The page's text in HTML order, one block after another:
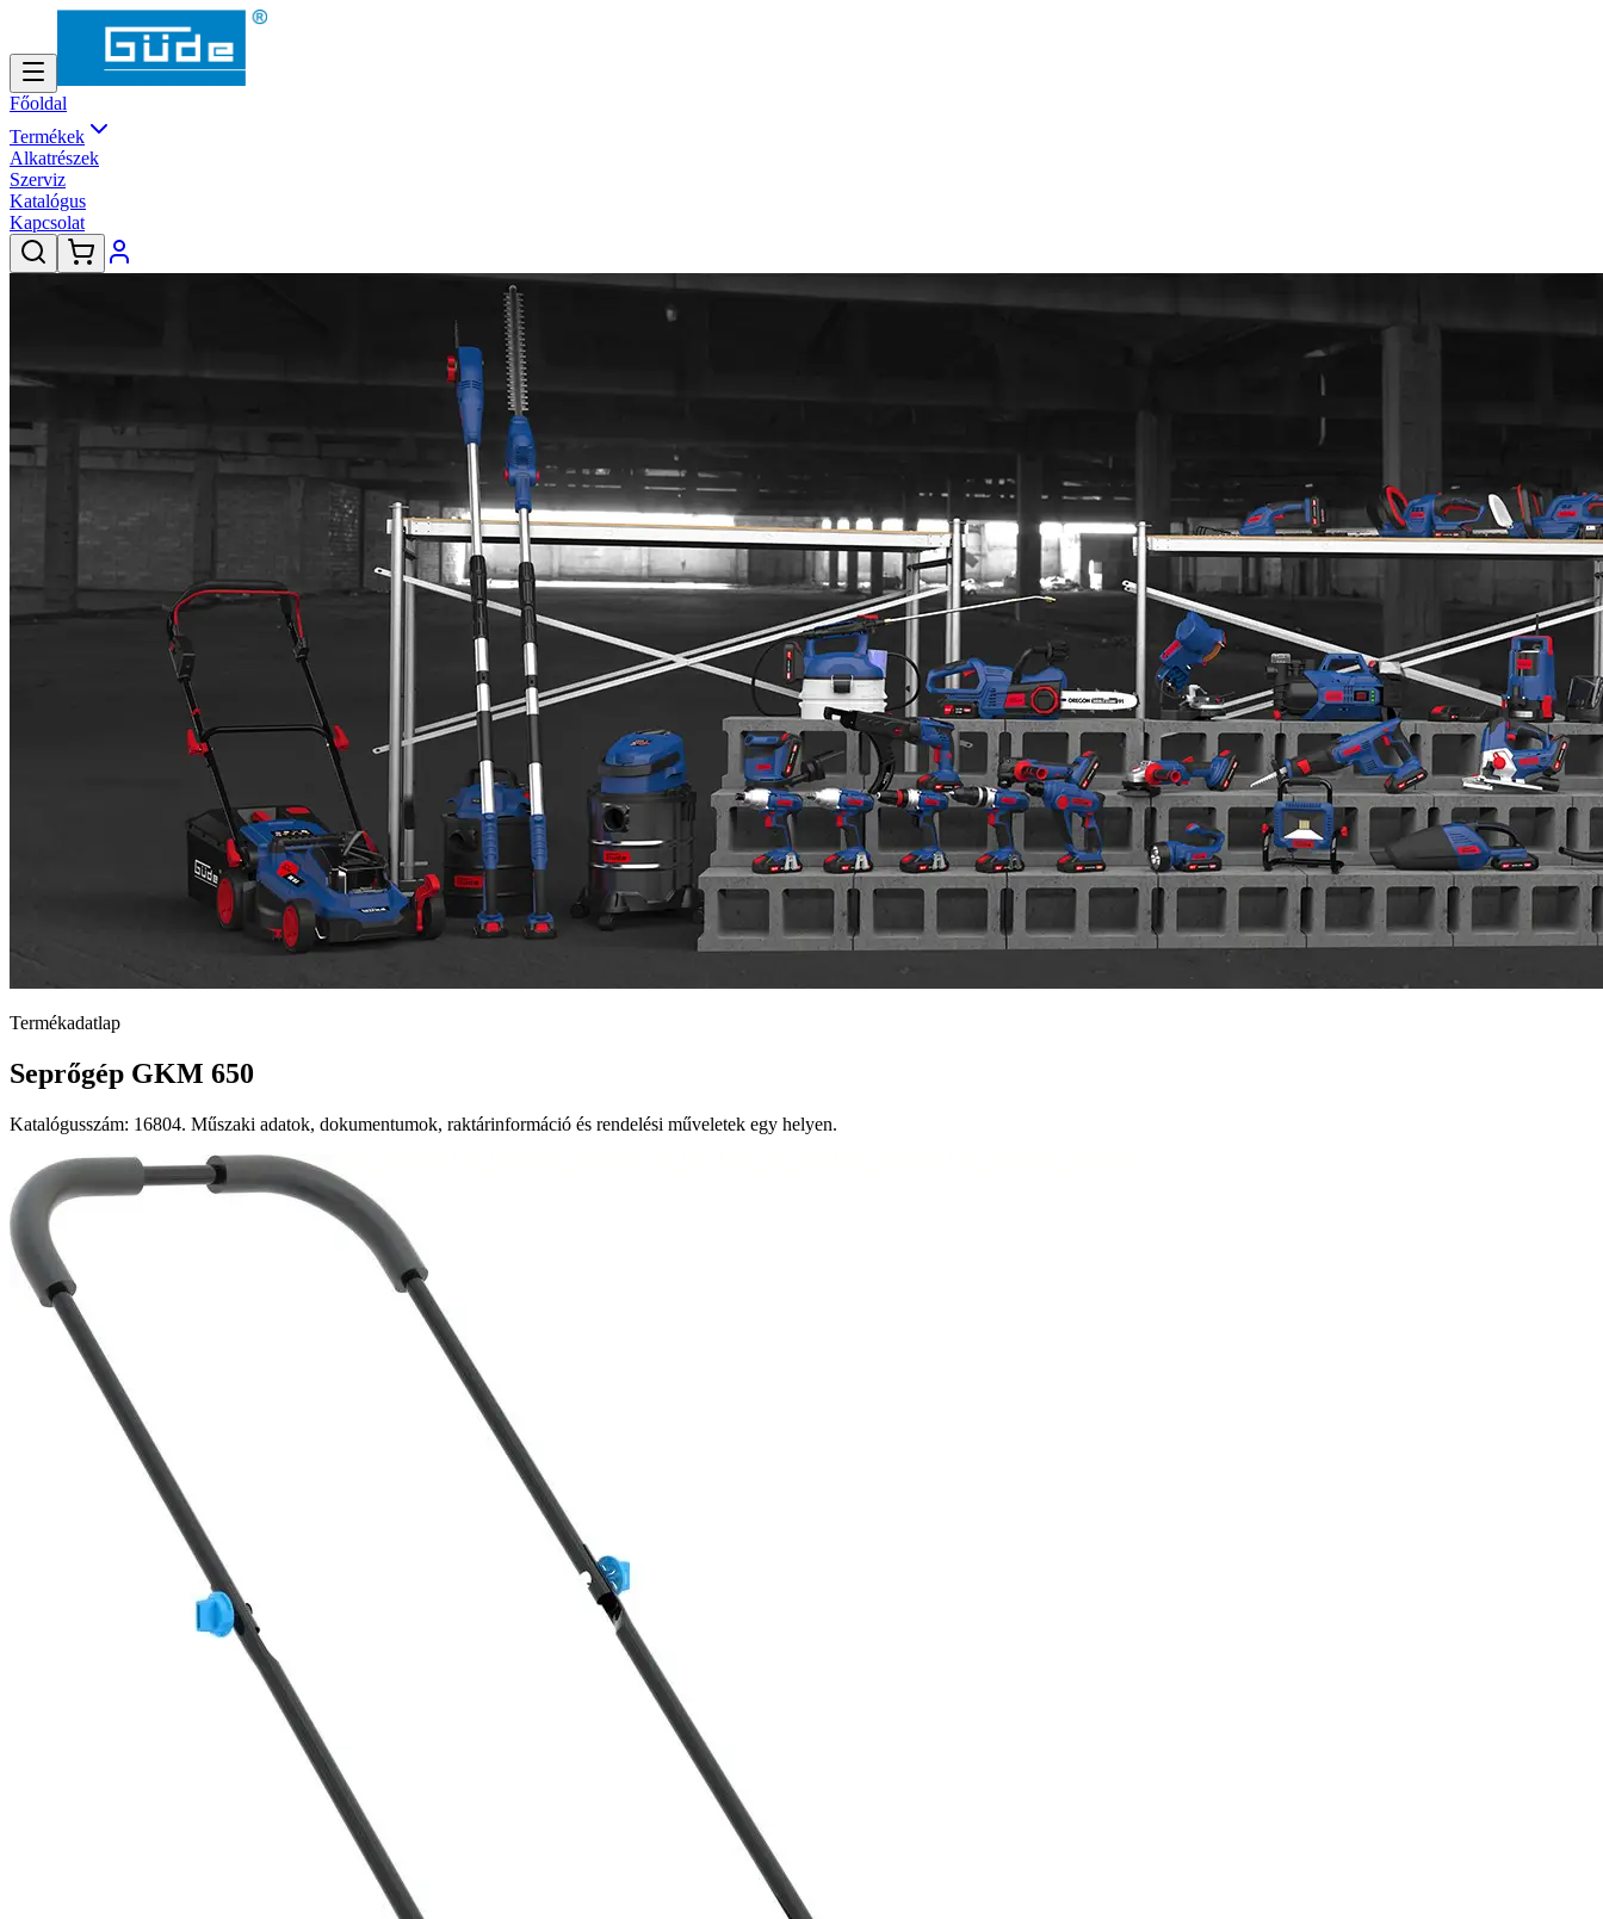
Főoldal
Termékek
Alkatrészek
Szerviz
Katalógus
Kapcsolat
Termékadatlap
Seprőgép GKM 650
Katalógusszám: 16804. Műszaki adatok, dokumentumok, raktárinformáció és rendelési műveletek egy helyen.